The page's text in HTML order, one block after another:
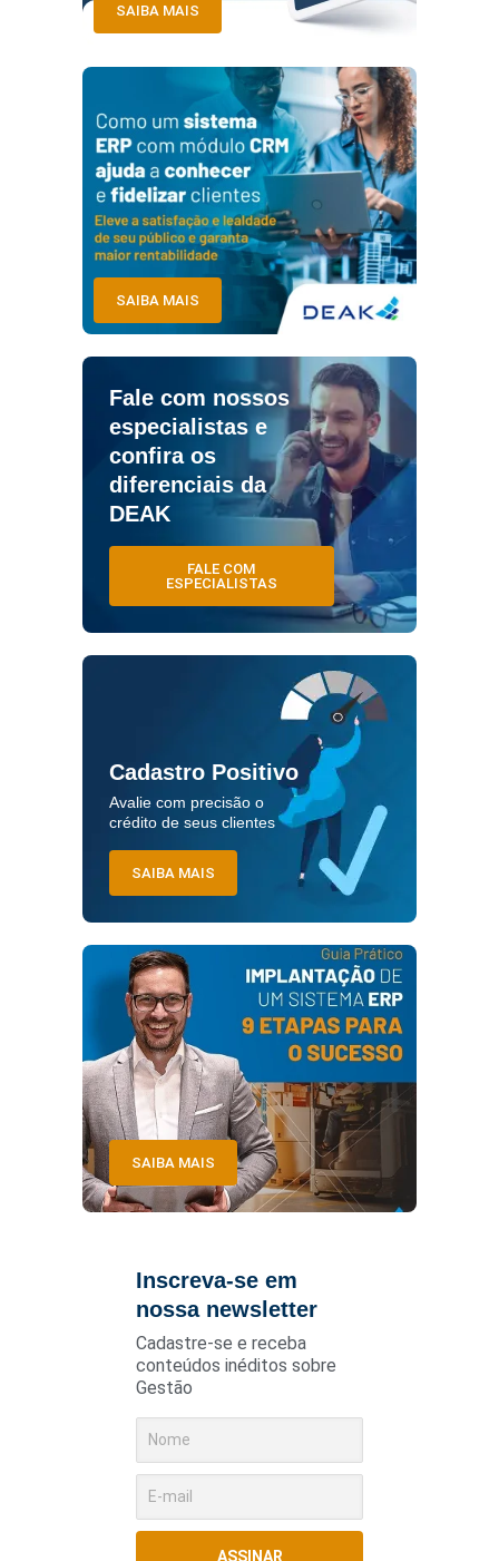
SAIBA MAIS
SAIBA MAIS
Fale com nossos
especialistas e
confira os
diferenciais da
DEAK
FALE COM
ESPECIALISTAS
Cadastro Positivo
Avalie com precisão o
crédito de seus clientes
SAIBA MAIS
SAIBA MAIS
Inscreva-se em
nossa newsletter
Cadastre-se e receba
conteúdos inéditos sobre
Gestão
ASSINAR